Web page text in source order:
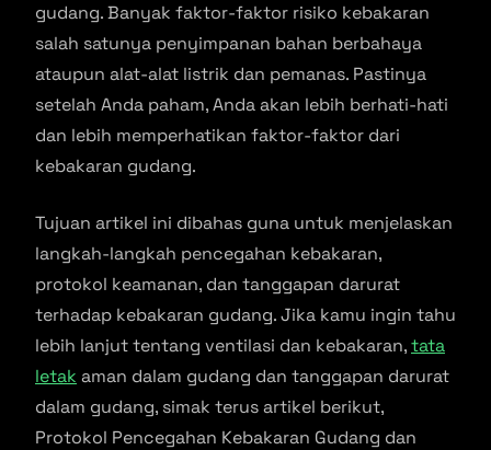
gudang. Banyak faktor-faktor risiko kebakaran
salah satunya penyimpanan bahan berbahaya
ataupun alat-alat listrik dan pemanas. Pastinya
setelah Anda paham, Anda akan lebih berhati-hati
dan lebih memperhatikan faktor-faktor dari
kebakaran gudang.
Tujuan artikel ini dibahas guna untuk menjelaskan
langkah-langkah pencegahan kebakaran,
protokol keamanan, dan tanggapan darurat
terhadap kebakaran gudang. Jika kamu ingin tahu
lebih lanjut tentang ventilasi dan kebakaran,tata
letak aman dalam gudang dan tanggapan darurat
dalam gudang, simak terus artikel berikut,
Protokol Pencegahan Kebakaran Gudang dan